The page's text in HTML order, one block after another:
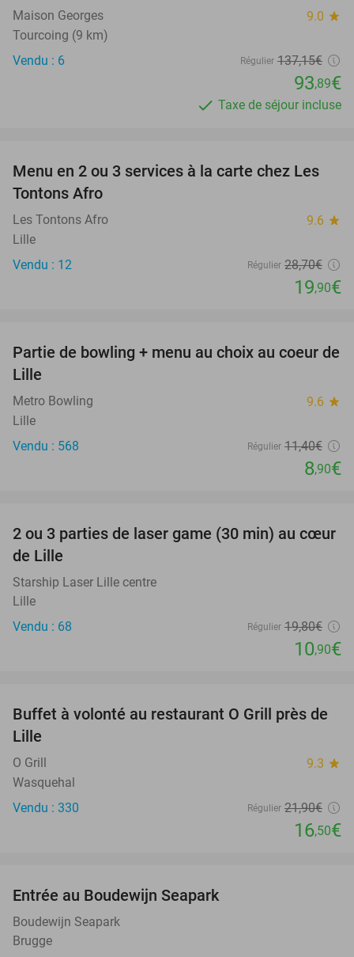
Maison Georges 9.0 star
Tourcoing (9 km)
Vendu : 6
Régulier 137,15€
93,89€
Taxe de séjour incluse
31%
Menu en 2 ou 3 services à la carte chez Les
Tontons Afro
Les Tontons Afro 9.6 star
Lille
Vendu : 12
Régulier 28,70€
19,90€
22%
Partie de bowling + menu au choix au coeur de
Lille
Metro Bowling 9.6 star
Lille
Vendu : 568
Régulier 11,40€
8,90€
45%
2 ou 3 parties de laser game (30 min) au cœur
de Lille
Starship Laser Lille centre
Lille
Vendu : 68
Régulier 19,80€
10,90€
25%
Buffet à volonté au restaurant O Grill près de
Lille
O Grill 9.3 star
Wasquehal
Vendu : 330
Régulier 21,90€
16,50€
Entrée au Boudewijn Seapark
Boudewijn Seapark
Brugge